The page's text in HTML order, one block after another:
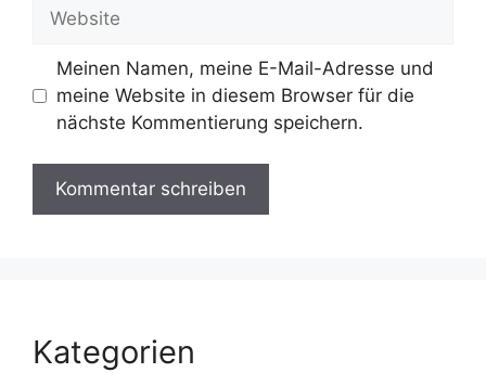
Meinen Namen, meine E-Mail-Adresse und
meine Website in diesem Browser für die
nächste Kommentierung speichern.
Kategorien